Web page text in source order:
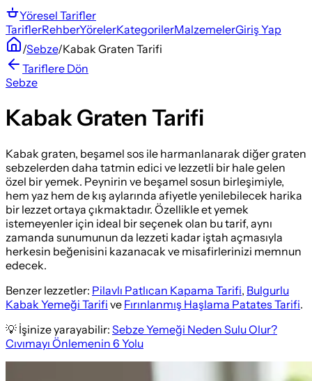
Yöresel Tarifler
TariflerRehberYörelerKategorilerMalzemelerGiriş Yap
/Sebze/Kabak Graten Tarifi
Tariflere Dön
Sebze
Kabak Graten Tarifi
Kabak graten, beşamel sos ile harmanlanarak diğer graten
sebzelerden daha tatmin edici ve lezzetli bir hale gelen
özel bir yemek. Peynirin ve beşamel sosun birleşimiyle,
hem yaz hem de kış aylarında afiyetle yenilebilecek harika
bir lezzet ortaya çıkmaktadır. Özellikle et yemek
istemeyenler için ideal bir seçenek olan bu tarif, aynı
zamanda sunumunun da lezzeti kadar iştah açmasıyla
herkesin beğenisini kazanacak ve misafirlerinizi memnun
edecek.
Benzer lezzetler: Pilavlı Patlıcan Kapama Tarifi, Bulgurlu
Kabak Yemeği Tarifi ve Fırınlanmış Haşlama Patates Tarifi.
💡 İşinize yarayabilir: Sebze Yemeği Neden Sulu Olur?
Cıvımayı Önlemenin 6 Yolu